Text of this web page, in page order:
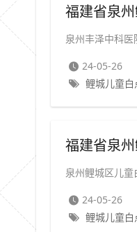
福建省泉
泉州丰泽中科医
24-05-26
鲤城儿童
福建省泉
泉州鲤城区儿童
24-05-26
鲤城儿童